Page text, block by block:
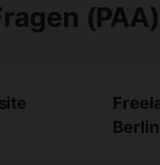
(PAA)
Berlin